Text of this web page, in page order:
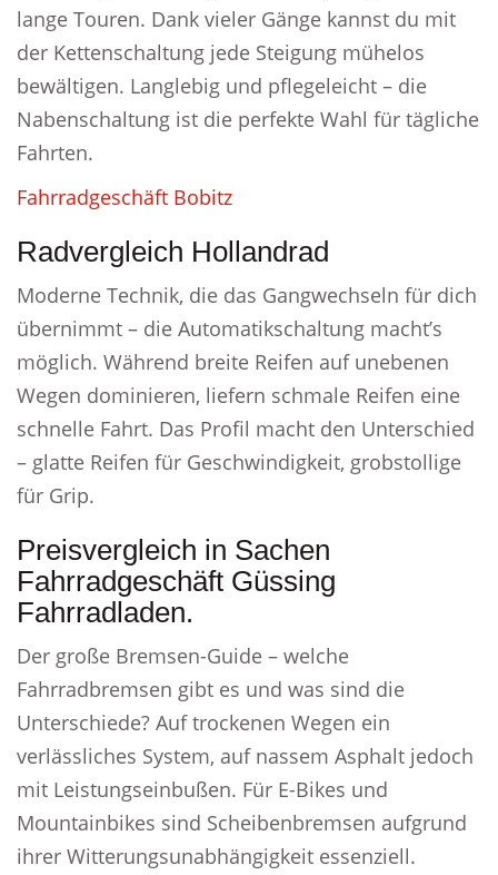
lange Touren. Dank vieler Gänge kannst du mit
der Kettenschaltung jede Steigung mühelos
bewältigen. Langlebig und pflegeleicht – die
Nabenschaltung ist die perfekte Wahl für tägliche
Fahrten.
Fahrradgeschäft Bobitz
Radvergleich Hollandrad
Moderne Technik, die das Gangwechseln für dich
übernimmt – die Automatikschaltung macht’s
möglich. Während breite Reifen auf unebenen
Wegen dominieren, liefern schmale Reifen eine
schnelle Fahrt. Das Profil macht den Unterschied
– glatte Reifen für Geschwindigkeit, grobstollige
für Grip.
Preisvergleich in Sachen
Fahrradgeschäft Güssing
Fahrradladen.
Der große Bremsen-Guide – welche
Fahrradbremsen gibt es und was sind die
Unterschiede? Auf trockenen Wegen ein
verlässliches System, auf nassem Asphalt jedoch
mit Leistungseinbußen. Für E-Bikes und
Mountainbikes sind Scheibenbremsen aufgrund
ihrer Witterungsunabhängigkeit essenziell.